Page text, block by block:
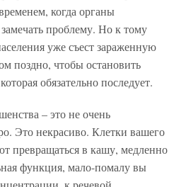
когда органы
проблему. Но к тому
уже съест зараженную
поздно, чтобы остановить
обязательно последует.
– это не очень
Это некрасиво. Клетки вашего
превращаться в кашу, медленно
функция, мало-помалу вы